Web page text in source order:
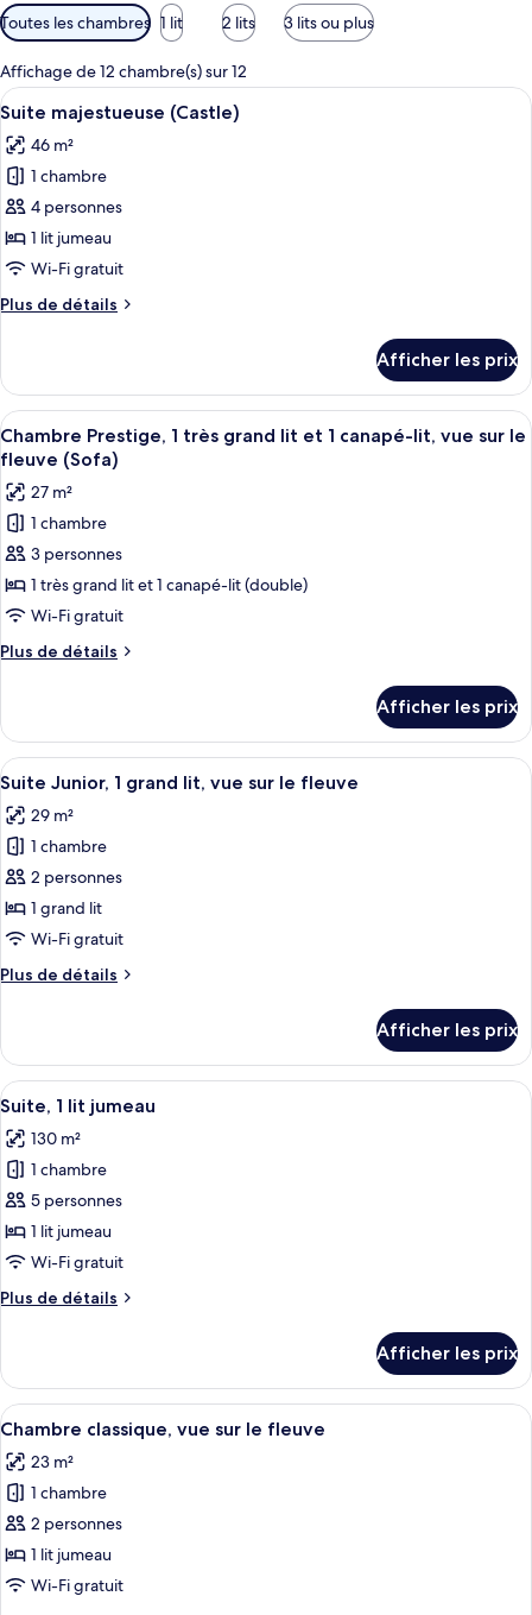
Filtres
disponibles
pour
les
chambres
Toutes les chambres 1 lit 2 lits 3 lits ou plus
Affichage de 12 chambre(s) sur 12
Afficher
toutes
les
photos
pour
ce
type
chambre :
(Castle)
Une chambre d’hôtel moderne
11
Suite majestueuse (Castle)
46 m²
1 chambre
4 personnes
1 lit jumeau
Wi-Fi gratuit
Plus de détails
Plus
Suite
majestueuse
(Castle)
Afficher les prix
Afficher
toutes
les
photos
pour
ce
type
de
chambre :
Chambre
1
très
grand
lit
et
canapé-
lit,
vue
sur
(Sofa)
Une chambre d’hôtel avec un grand
8
Chambre Prestige, 1 très grand lit et 1 canapé-lit, vue sur le
fleuve (Sofa)
27 m²
1 chambre
3 personnes
1 très grand lit et 1 canapé-lit (double)
Wi-Fi gratuit
Plus de détails
Plus
Chambre
Prestige,
1
grand
lit
canapé-
lit,
vue
sur
Afficher les prix
Afficher
toutes
les
photos
pour
ce
type
chambre :
grand
lit,
vue
sur
le
fleuve
Une chambre d’hôtel avec un
9
Suite Junior, 1 grand lit, vue sur le fleuve
29 m²
1 chambre
2 personnes
1 grand lit
Wi-Fi gratuit
Plus de détails
Plus
Suite
Junior,
1
lit,
vue
le
fleuve
Afficher les prix
Afficher
toutes
les
photos
pour
ce
type
chambre :
lit
jumeau
Un salon moderne avec un canapé,
9
Suite, 1 lit jumeau
130 m²
1 chambre
5 personnes
1 lit jumeau
Wi-Fi gratuit
Plus de détails
Plus
Suite,
lit
Afficher les prix
Afficher
toutes
les
photos
pour
ce
type
Une chambre d’hôtel avec deux lits,
6
Chambre classique, vue sur le fleuve
23 m²
1 chambre
2 personnes
1 lit jumeau
Wi-Fi gratuit